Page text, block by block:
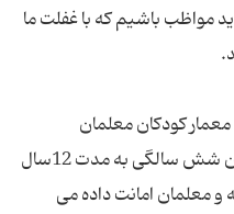
مواظب باشیم که با غفلت ما
معمار کودکان معلمان
هستند، ادامه داد: فرزندان ما از سن شش سالگی به مدت 12سال
معلمان امانت داده می